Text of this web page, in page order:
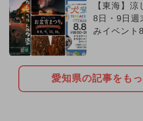
【東海】
8日・9日週
みイベント
愛知県の記事をも